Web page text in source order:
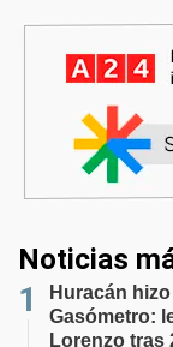
Noticias
Huracán
Gasómetro:
Lorenzo tras